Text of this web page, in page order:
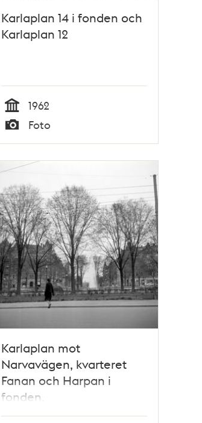
Karlaplan 14 i fonden och
Karlaplan 12
Tid
1962
Typ
Foto
Karlaplan mot
Narvavägen, kvarteret
Fanan och Harpan i
fonden.